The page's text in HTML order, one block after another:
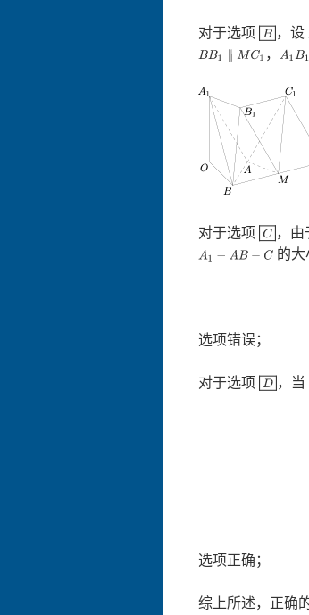
对于选项 B ，设
BB1∥ MC1 ， A1B1
对于选项 C ，由
A1 −A B−C 的
选项错误；
对于选项 D ，当
选项正确；
综上所述，正确